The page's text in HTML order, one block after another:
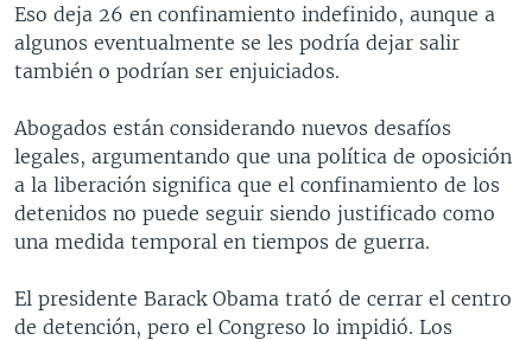
Eso deja 26 en confinamiento indefinido, aunque a
algunos eventualmente se les podría dejar salir
también o podrían ser enjuiciados.
Abogados están considerando nuevos desafíos
legales, argumentando que una política de oposición
a la liberación significa que el confinamiento de los
detenidos no puede seguir siendo justificado como
una medida temporal en tiempos de guerra.
El presidente Barack Obama trató de cerrar el centro
de detención, pero el Congreso lo impidió. Los